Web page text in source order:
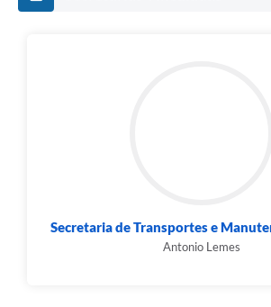
Secretaria de Transportes e
Antonio Lemes